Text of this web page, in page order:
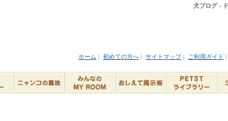
犬ブログ -
ホーム | 初めての方へ | サイトマップ| ご利用ガイド |